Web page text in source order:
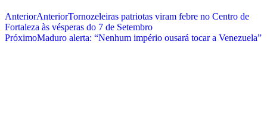
AnteriorAnteriorTornozeleiras patriotas viram febre no Centro de
Fortaleza às vésperas do 7 de Setembro
PróximoMaduro alerta: “Nenhum império ousará tocar a Venezuela”